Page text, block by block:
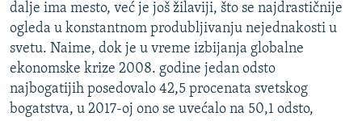
dalje ima mesto, već je još žilaviji, što se najdrastičnije
ogleda u konstantnom produbljivanju nejednakosti u
svetu. Naime, dok je u vreme izbijanja globalne
ekonomske krize 2008. godine jedan odsto
najbogatijih posedovalo 42,5 procenata svetskog
bogatstva, u 2017-oj ono se uvećalo na 50,1 odsto,